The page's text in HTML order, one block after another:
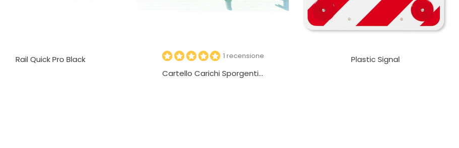
Rail Quick Pro Black 1 recensione
Cartello Carichi Sporgenti...
Plastic Signal